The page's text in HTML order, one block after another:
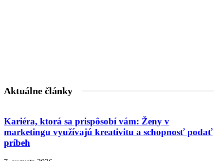
Aktuálne články
Kariéra, ktorá sa prispôsobí vám: Ženy v
marketingu využívajú kreativitu a schopnosť podať
príbeh